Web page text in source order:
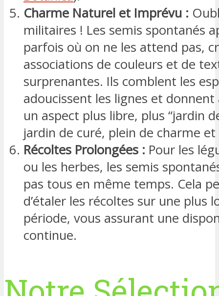
Charme Naturel et Imprévu :
militaires ! Les semis spontanés
parfois où on ne les attend pas,
associations de couleurs et de
surprenantes. Ils comblent les
adoucissent les lignes et
un aspect plus libre, plus “jardin
jardin de curé, plein de charme et
Récoltes Prolongées : Pour les
ou les herbes, les semis
pas tous en même temps. Cela
d’étaler les récoltes sur une plus
période, vous assurant une
continue.